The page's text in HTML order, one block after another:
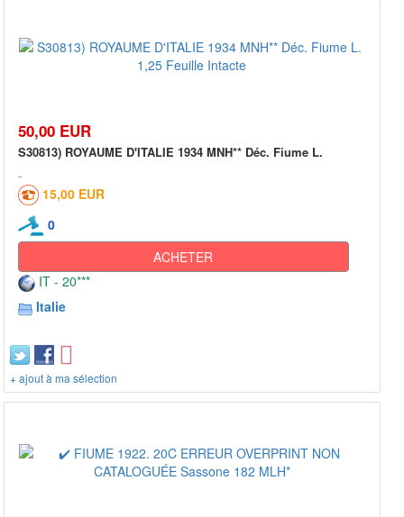
50,00 EUR
S30813) ROYAUME D'ITALIE 1934 MNH** Déc. Fiume L.
15,00 EUR
0
ACHETER
IT - 20***
Italie
+ ajout à ma sélection